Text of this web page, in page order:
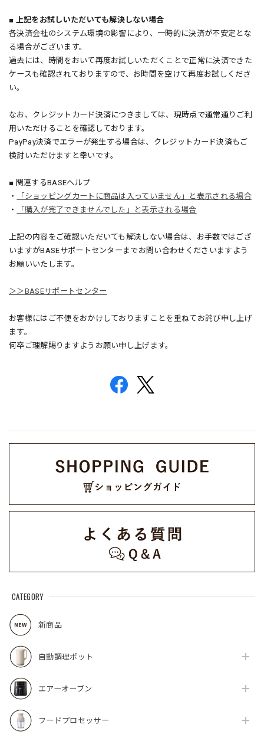
CATEGORY
新商品
自動調理ポット
エアーオーブン
フードプロセッサー
■ 上記をお試しいただいても解決しない場合
各決済会社のシステム環境の影響により、一時的に決済が不安定とな
る場合がございます。
過去には、時間をおいて再度お試しいただくことで正常に決済できた
ケースも確認されておりますので、お時間を空けて再度お試しくださ
い。
なお、クレジットカード決済につきましては、現時点で通常通りご利
用いただけることを確認しております。
PayPay決済でエラーが発生する場合は、クレジットカード決済もご
検討いただけますと幸いです。
■ 関連するBASEヘルプ
・
「ショッピングカートに商品は入っていません」と表示される場合
・
「購入が完了できませんでした」と表示される場合
上記の内容をご確認いただいても解決しない場合は、お手数ではござ
いますがBASEサポートセンターまでお問い合わせくださいますよう
お願いいたします。
＞＞BASEサポートセンター
お客様にはご不便をおかけしておりますことを重ねてお詫び申し上げ
ます。
何卒ご理解賜りますようお願い申し上げます。